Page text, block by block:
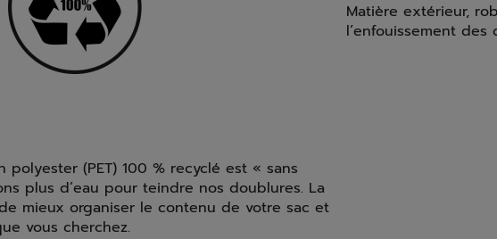
Matière extérieur,
l’enfouissement
(PET) 100 % recyclé est « sans
plus d’eau pour teindre nos doublures. La
mieux organiser le contenu de votre sac et
vous cherchez.